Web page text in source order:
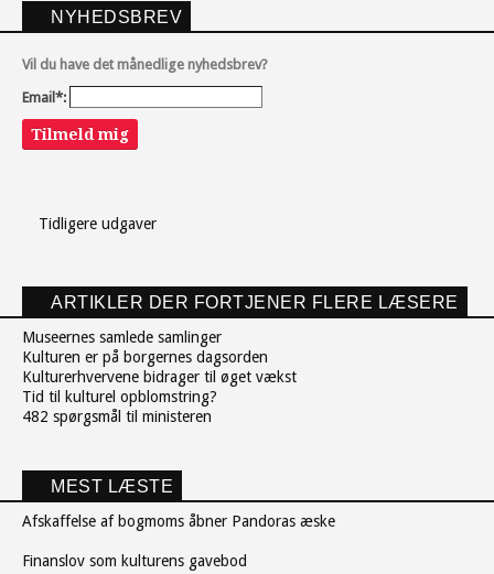
NYHEDSBREV
Vil du have det månedlige nyhedsbrev?
Email*:
Tilmeld mig
Tidligere udgaver
ARTIKLER DER FORTJENER FLERE LÆSERE
Museernes samlede samlinger
Kulturen er på borgernes dagsorden
Kulturerhvervene bidrager til øget vækst
Tid til kulturel opblomstring?
482 spørgsmål til ministeren
MEST LÆSTE
Afskaffelse af bogmoms åbner Pandoras æske
Finanslov som kulturens gavebod